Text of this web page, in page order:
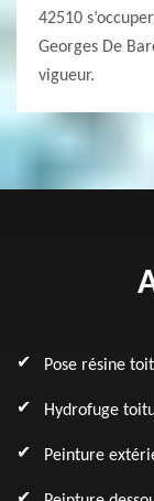
42510
Georges De
vigueur.
Pose résine
Hydrofuge
Peinture